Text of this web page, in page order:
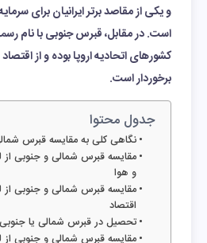
و یکی از مقاصد برتر ایرانیان برای
است. در مقابل، قبرس جنوبی با نام
کشورهای اتحادیه اروپا بوده و از
برخوردار است.
جدول محتوا
نگاهی کلی به مقایسه قبرس
مقایسه قبرس شمالی و جنوبی
و هوا
مقایسه قبرس شمالی و جنوبی از
اقتصاد
تحصیل در قبرس شمالی یا جنوبی
مقایسه قبرس شمالی و جنوبی از